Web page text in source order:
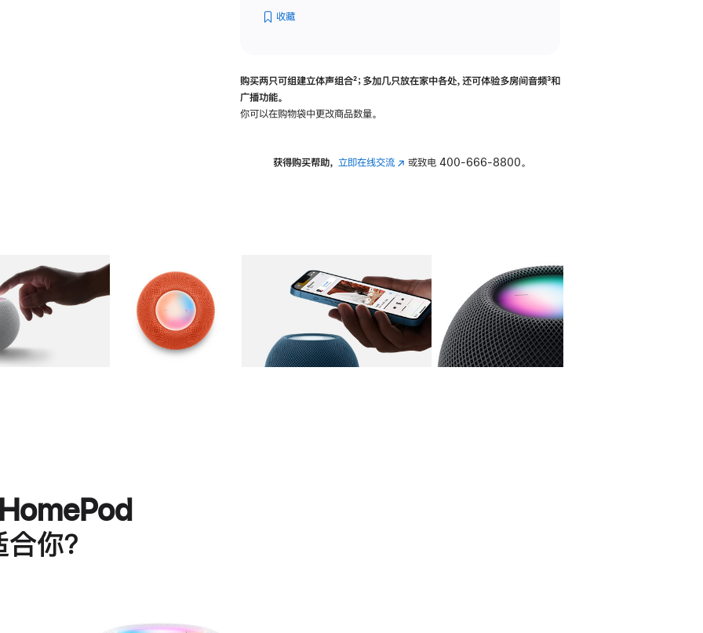
收藏
购买两只可组建立体声组合脚
²；多加几只放在家中各处，还可体验多‍房‍间音频脚
³和
广播功能。
你可以在购物袋中更改商品数量。
获得购买帮助， 立即在线交流(在 或致电 400-666-8800。
图库 图像 图库 图像 图库 图像 4 图库 图像 5
你？
进